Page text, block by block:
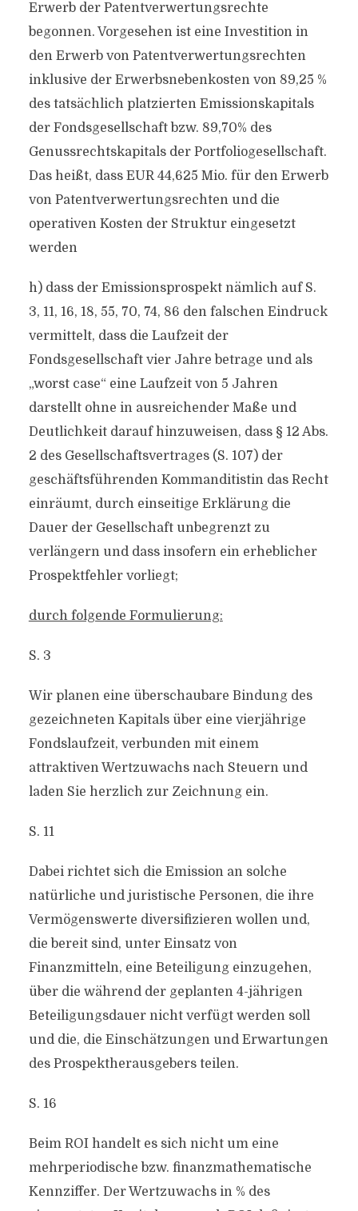
Erwerb der Patentverwertungsrechte
begonnen. Vorgesehen ist eine Investition in
den Erwerb von Patentverwertungsrechten
inklusive der Erwerbsnebenkosten von 89,25 %
des tatsächlich platzierten Emissionskapitals
der Fondsgesellschaft bzw. 89,70% des
Genussrechtskapitals der Portfoliogesellschaft.
Das heißt, dass EUR 44,625 Mio. für den Erwerb
von Patentverwertungsrechten und die
operativen Kosten der Struktur eingesetzt
werden
h) dass der Emissionsprospekt nämlich auf S.
3, 11, 16, 18, 55, 70, 74, 86 den falschen Eindruck
vermittelt, dass die Laufzeit der
Fondsgesellschaft vier Jahre betrage und als
„worst case“ eine Laufzeit von 5 Jahren
darstellt ohne in ausreichender Maße und
Deutlichkeit darauf hinzuweisen, dass § 12 Abs.
2 des Gesellschaftsvertrages (S. 107) der
geschäftsführenden Kommanditistin das Recht
einräumt, durch einseitige Erklärung die
Dauer der Gesellschaft unbegrenzt zu
verlängern und dass insofern ein erheblicher
Prospektfehler vorliegt;
durch folgende Formulierung:
S. 3
Wir planen eine überschaubare Bindung des
gezeichneten Kapitals über eine vierjährige
Fondslaufzeit, verbunden mit einem
attraktiven Wertzuwachs nach Steuern und
laden Sie herzlich zur Zeichnung ein.
S. 11
Dabei richtet sich die Emission an solche
natürliche und juristische Personen, die ihre
Vermögenswerte diversifizieren wollen und,
die bereit sind, unter Einsatz von
Finanzmitteln, eine Beteiligung einzugehen,
über die während der geplanten 4-jährigen
Beteiligungsdauer nicht verfügt werden soll
und die, die Einschätzungen und Erwartungen
des Prospektherausgebers teilen.
S. 16
Beim ROI handelt es sich nicht um eine
mehrperiodische bzw. finanzmathematische
Kennziffer. Der Wertzuwachs in % des